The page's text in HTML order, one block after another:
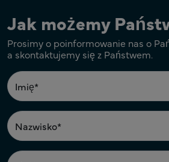
Jak możemy
Prosimy o poinformowanie nas o
a skontaktujemy się z Państwem.